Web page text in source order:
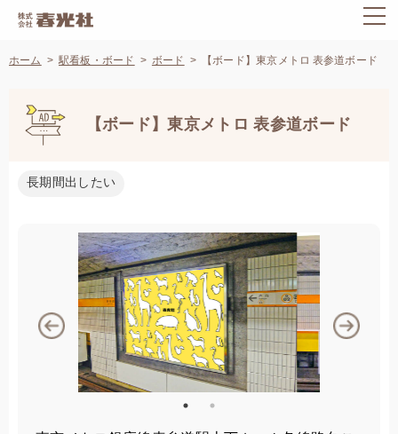
ホーム 駅看板・ボード ボード 【ボード】東京メトロ 表参道ボード
【ボード】東京メトロ 表参道ボード
長期間出したい